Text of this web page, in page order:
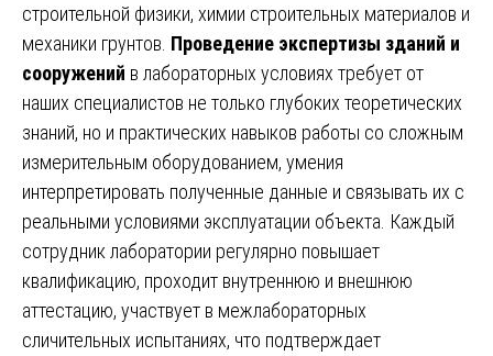
строительной физики, химии строительных материалов и
механики грунтов. Проведение экспертизы зданий и
сооружений в лабораторных условиях требует от
наших специалистов не только глубоких теоретических
знаний, но и практических навыков работы со сложным
измерительным оборудованием, умения
интерпретировать полученные данные и связывать их с
реальными условиями эксплуатации объекта. Каждый
сотрудник лаборатории регулярно повышает
квалификацию, проходит внутреннюю и внешнюю
аттестацию, участвует в межлабораторных
сличительных испытаниях, что подтверждает